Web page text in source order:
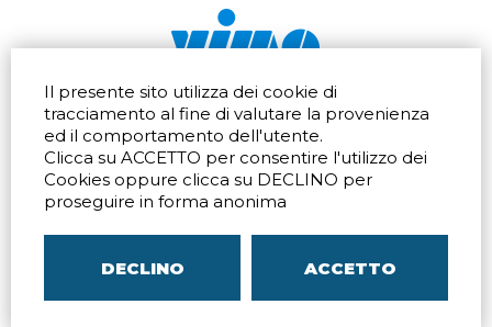
Il presente sito utilizza dei cookie di
tracciamento al fine di valutare la provenienza
ed il comportamento dell'utente.
Clicca su ACCETTO per consentire l'utilizzo dei
Cookies oppure clicca su DECLINO per
proseguire in forma anonima
DECLINO ACCETTO
Via dell'artigianato 32Q
20865 Usmate Velate (MB)
Indicazioni Stradali
Tel. +39 039 672520
Fax +39 039 672568
Email
Via Pontina 583
Roma (RM) 00128
Tel.+39 06 80079273
Indicazioni Stradali
Via San Crispino 64
Padova (PD) 35129
P.IVA00804240968 05096770150– C.C.I.A.A. di